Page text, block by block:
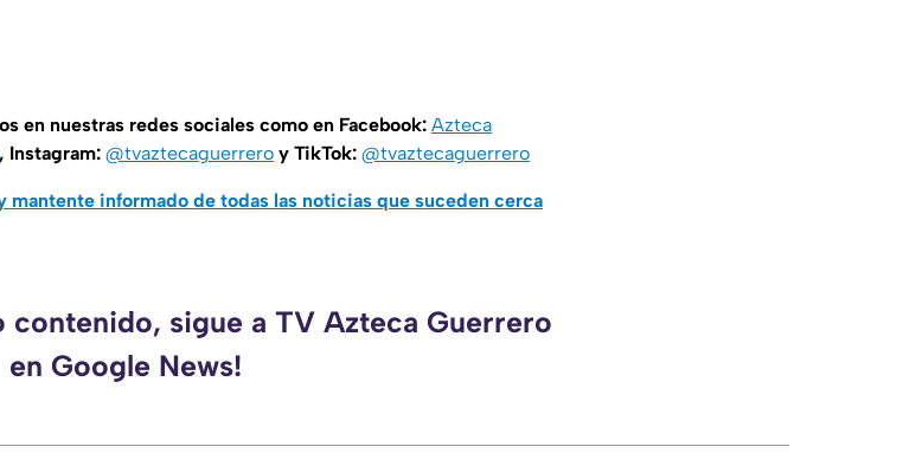
en nuestras redes sociales como en Facebook: Azteca
, Instagram: @tvaztecaguerrero y TikTok: @tvaztecaguerrero
mantente informado de todas las noticias que suceden cerca
contenido, sigue a TV Azteca Guerrero
en Google News!